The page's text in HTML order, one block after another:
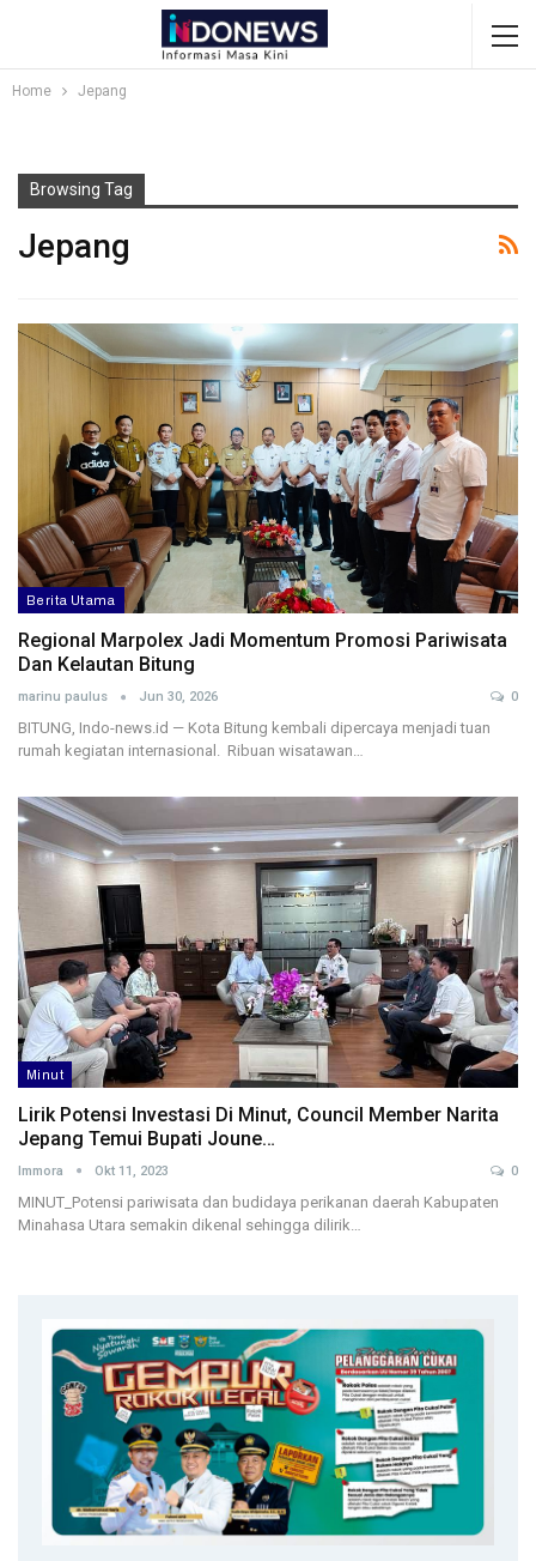
Home Jepang
Browsing Tag
Jepang
Berita Utama
Regional Marpolex Jadi Momentum Promosi Pariwisata
Dan Kelautan Bitung
marinu paulus Jun 30, 2026 0
BITUNG, Indo-news.id — Kota Bitung kembali dipercaya menjadi tuan
rumah kegiatan internasional. Ribuan wisatawan…
Minut
Lirik Potensi Investasi Di Minut, Council Member Narita
Jepang Temui Bupati Joune…
Immora Okt 11, 2023 0
MINUT_Potensi pariwisata dan budidaya perikanan daerah Kabupaten
Minahasa Utara semakin dikenal sehingga dilirik…